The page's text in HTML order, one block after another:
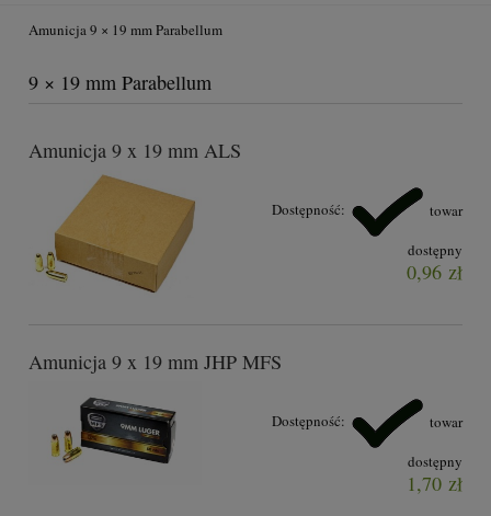
Amunicja 9 × 19 mm Parabellum
9 × 19 mm Parabellum
Amunicja 9 x 19 mm ALS
Dostępność: towar
dostępny
0,96 zł
Amunicja 9 x 19 mm JHP MFS
Dostępność: towar
dostępny
1,70 zł